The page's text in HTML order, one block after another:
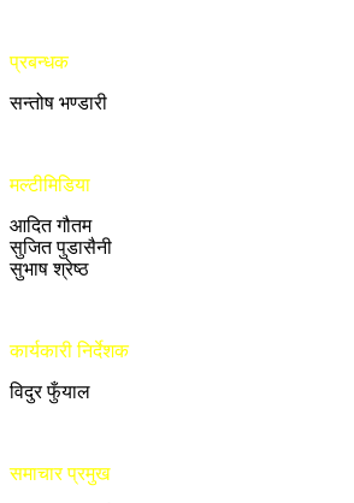
प्रबन्धक
सन्तोष भण्डारी
मल्टीमिडिया
आदित गौतम
सुजित पुडासैनी
सुभाष श्रेष्ठ
कार्यकारी निर्देशक
विदुर फुँयाल
समाचार प्रमुख